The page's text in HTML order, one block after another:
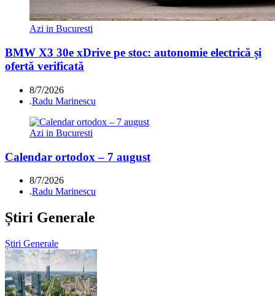
Azi in Bucuresti
BMW X3 30e xDrive pe stoc: autonomie electrică și
ofertă verificată
8/7/2026
.Radu Marinescu
Azi in Bucuresti
Calendar ortodox – 7 august
8/7/2026
.Radu Marinescu
Știri Generale
Știri Generale